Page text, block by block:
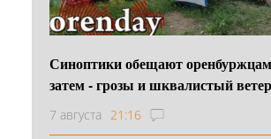
Синоптики обещают
затем - грозы и шквалистый ветер
7 августа 21:16